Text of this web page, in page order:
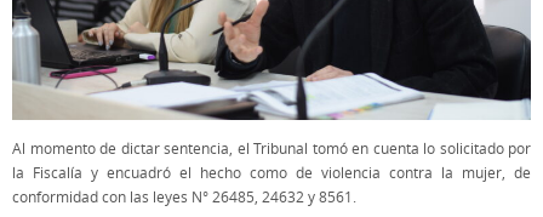
Al momento de dictar sentencia, el Tribunal tomó en cuenta lo solicitado por
la Fiscalía y encuadró el hecho como de violencia contra la mujer, de
conformidad con las leyes N° 26485, 24632 y 8561.